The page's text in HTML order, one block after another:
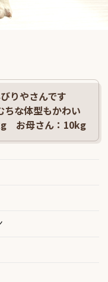
りやさんです
な体型もかわい
お母さん：10kg